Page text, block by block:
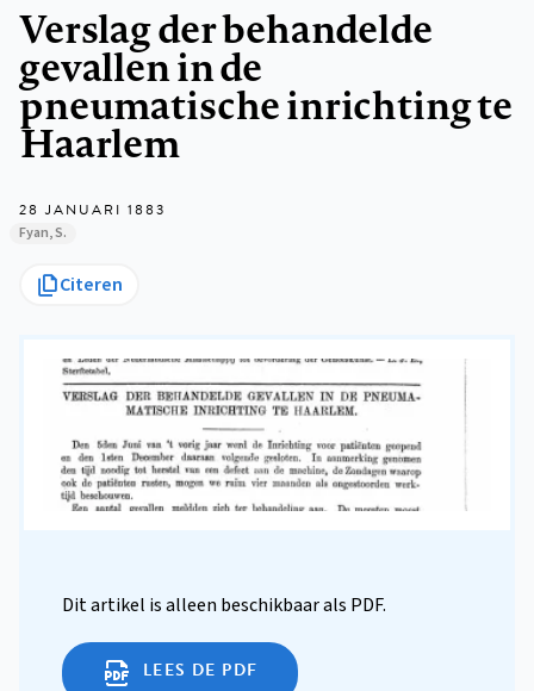
Verslag der behandelde
gevallen in de
pneumatische inrichting te
Haarlem
28 JANUARI 1883
Fyan, S.
Citeren
Dit artikel is alleen beschikbaar als PDF.
LEES DE PDF